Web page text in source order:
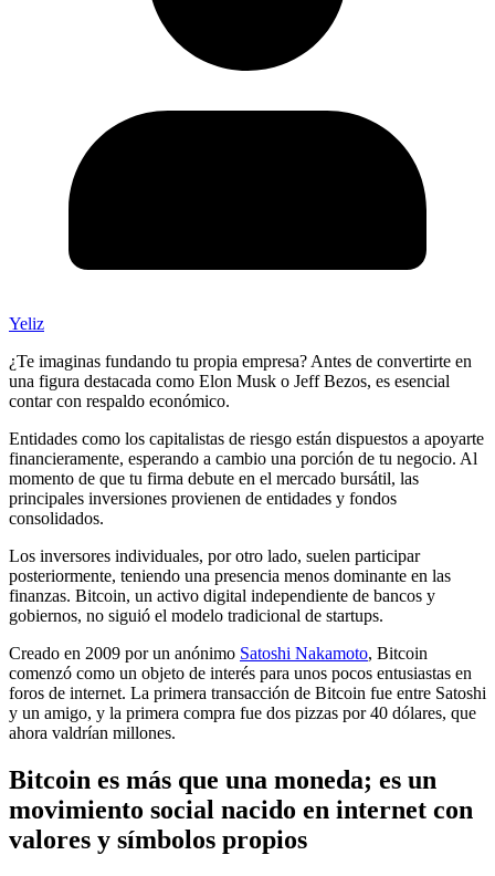
Yeliz
¿Te imaginas fundando tu propia empresa? Antes de convertirte en
una figura destacada como Elon Musk o Jeff Bezos, es esencial
contar con respaldo económico.
Entidades como los capitalistas de riesgo están dispuestos a apoyarte
financieramente, esperando a cambio una porción de tu negocio. Al
momento de que tu firma debute en el mercado bursátil, las
principales inversiones provienen de entidades y fondos
consolidados.
Los inversores individuales, por otro lado, suelen participar
posteriormente, teniendo una presencia menos dominante en las
finanzas. Bitcoin, un activo digital independiente de bancos y
gobiernos, no siguió el modelo tradicional de startups.
Creado en 2009 por un anónimo Satoshi Nakamoto, Bitcoin
comenzó como un objeto de interés para unos pocos entusiastas en
foros de internet. La primera transacción de Bitcoin fue entre Satoshi
y un amigo, y la primera compra fue dos pizzas por 40 dólares, que
ahora valdrían millones.
Bitcoin es más que una moneda; es un
movimiento social nacido en internet con
valores y símbolos propios